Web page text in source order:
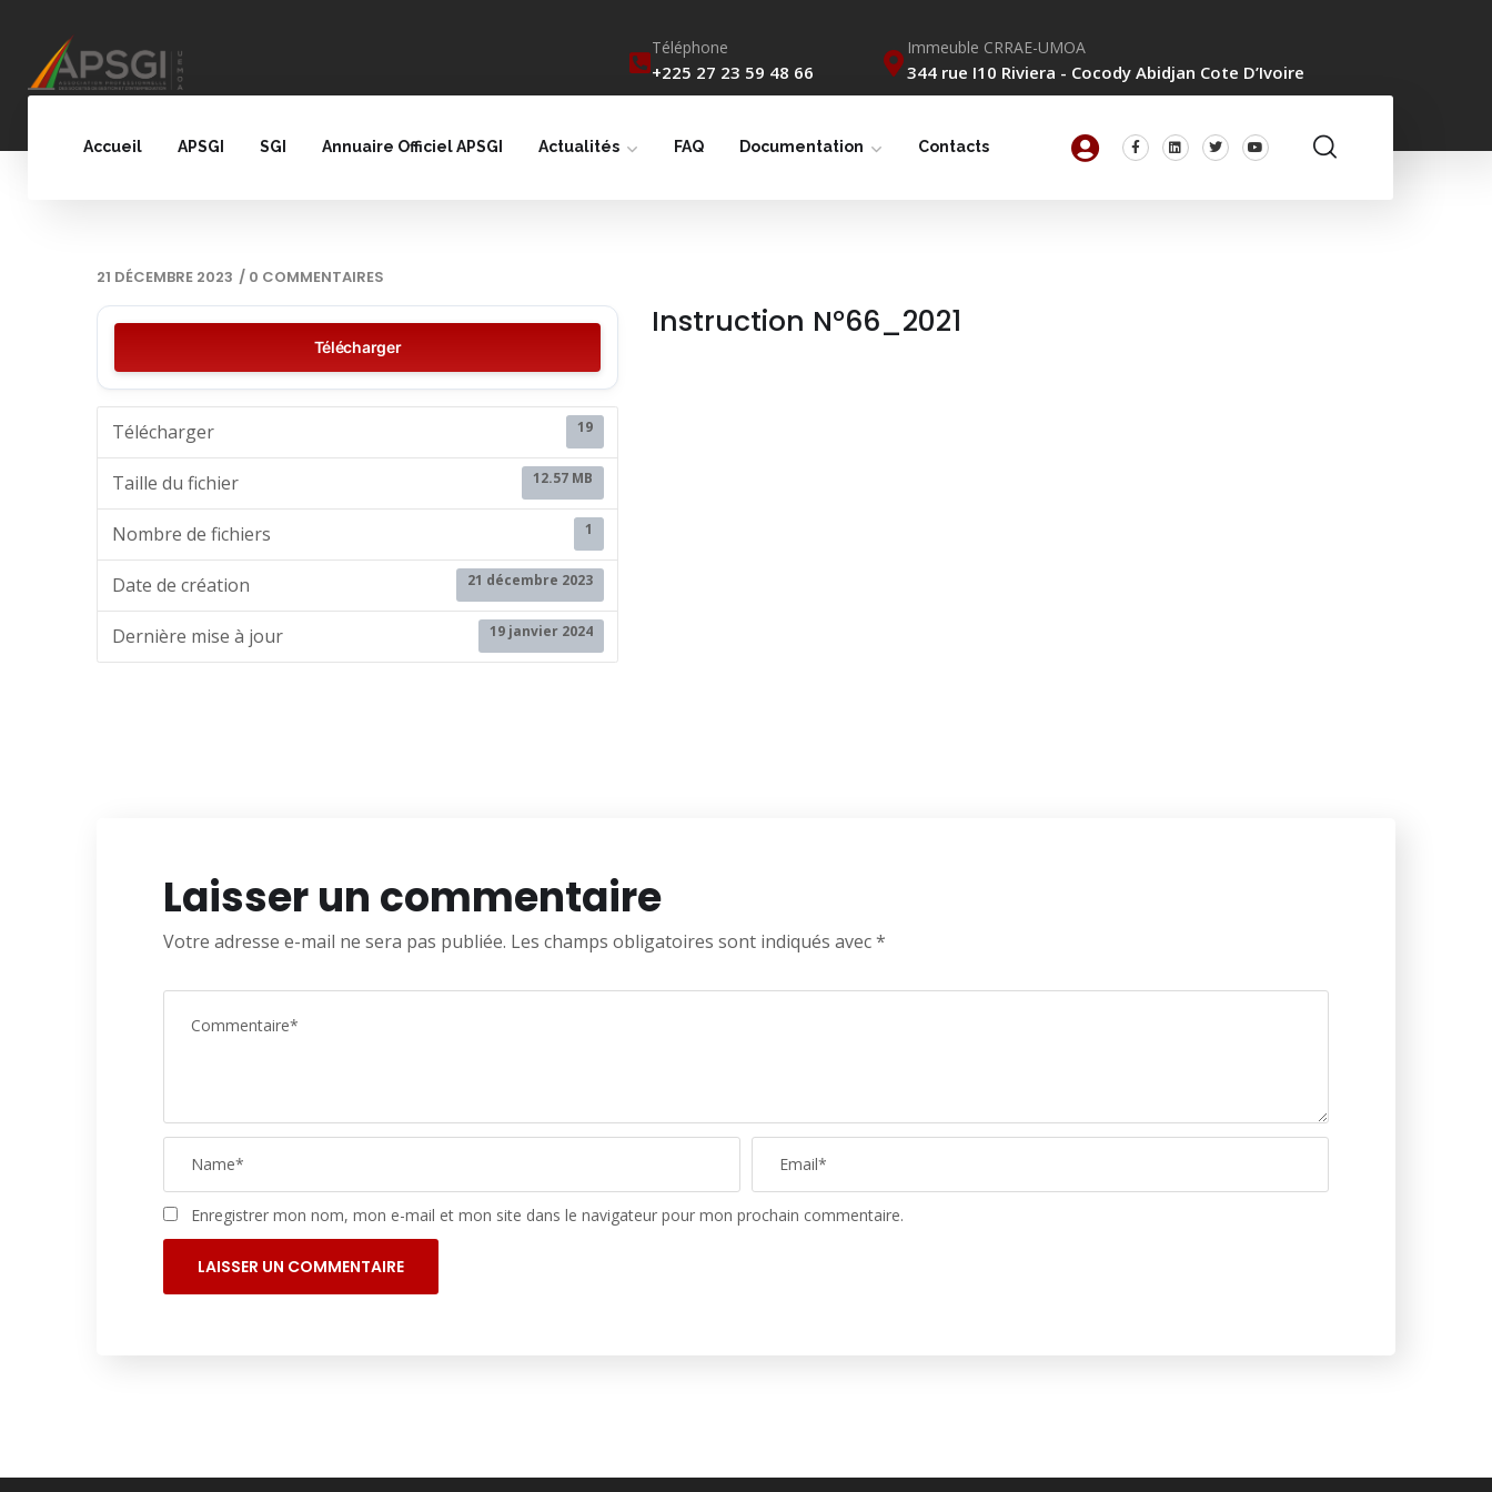
Téléphone
+225 27 23 59 48 66
Immeuble CRRAE-UMOA
344 rue I10 Riviera - Cocody Abidjan Cote D’Ivoire
Accueil APSGI SGI Annuaire Officiel APSGI Actualités FAQ Documentation Contacts
21 DÉCEMBRE 2023 / 0 COMMENTAIRES
Télécharger
Télécharger 19
Taille du fichier 12.57 MB
Nombre de fichiers 1
Date de création 21 décembre 2023
Dernière mise à jour 19 janvier 2024
Instruction N°66_2021
Laisser un commentaire
Votre adresse e-mail ne sera pas publiée. Les champs obligatoires sont indiqués avec*
Enregistrer mon nom, mon e-mail et mon site dans le navigateur pour mon prochain commentaire.